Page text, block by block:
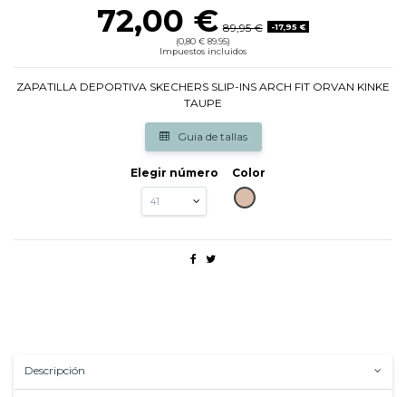
72,00 € 89,95 €
-17,95 €
(0,80 € 89.95)
Impuestos incluidos
ZAPATILLA DEPORTIVA SKECHERS SLIP-INS ARCH FIT ORVAN KINKE
TAUPE
Guia de tallas
Elegir número
Color
TAUPE
Descripción